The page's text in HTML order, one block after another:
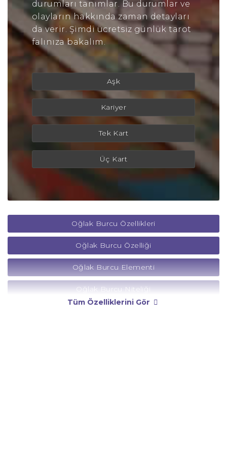
durumları tanımlar. Bu durumlar ve
olayların hakkında zaman detayları
da verir. Şimdi ücretsiz günlük tarot
falınıza bakalım.
Aşk
Kariyer
Tek Kart
Üç Kart
Oğlak Burcu Özellikleri
Oğlak Burcu Özelliği
Oğlak Burcu Elementi
Oğlak Burcu Niteliği
Tüm Özelliklerini Gör